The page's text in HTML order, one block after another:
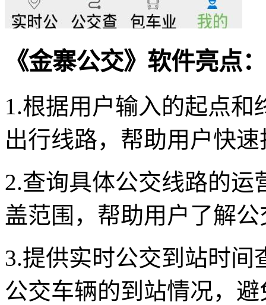
《金寨公交》软件亮点：
1.根据用户输入的起点
出行线路，帮助用户快
2.查询具体公交线路的
盖范围，帮助用户了解
3.提供实时公交到站时
公交车辆的到站情况，